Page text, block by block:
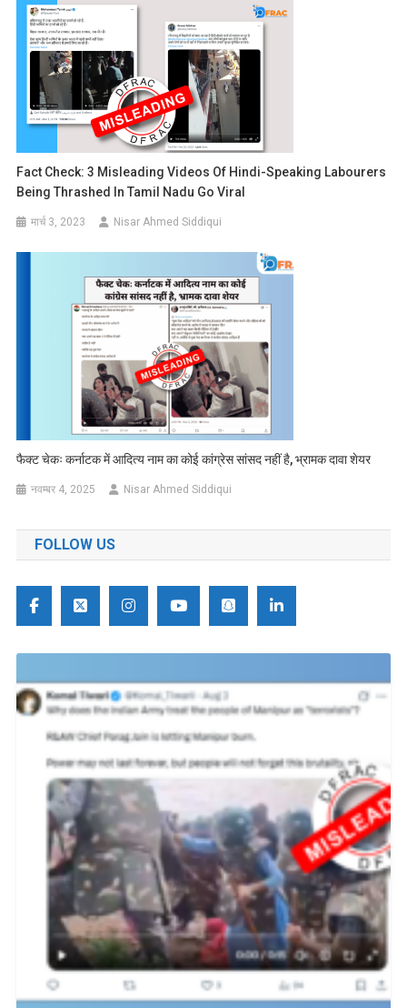
Fact Check: 3 Misleading Videos Of Hindi-Speaking Labourers
Being Thrashed In Tamil Nadu Go Viral
मार्च 3, 2023 Nisar Ahmed Siddiqui
फैक्ट चेकः कर्नाटक में आदित्य नाम का कोई कांग्रेस सांसद नहीं है, भ्रामक दावा शेयर
नवम्बर 4, 2025 Nisar Ahmed Siddiqui
FOLLOW US